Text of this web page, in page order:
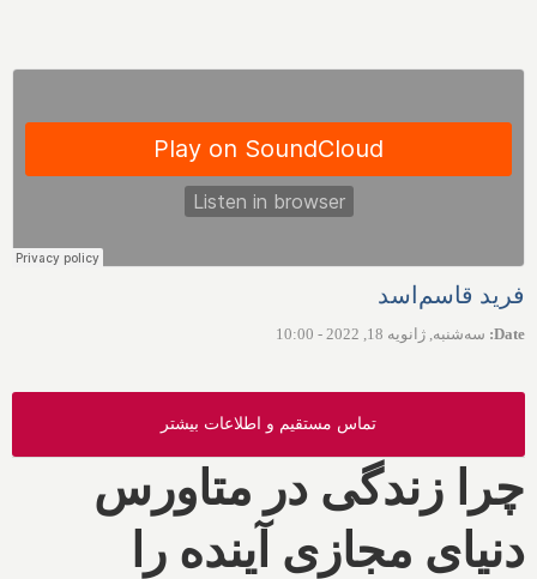
فرید قاسم‌اسد
Date
: سه‌شنبه, ژانویه 18, 2022 - 10:00
تماس مستقیم و اطلاعات بیشتر
چرا زندگی در متاورس
دنیای مجازی آینده را